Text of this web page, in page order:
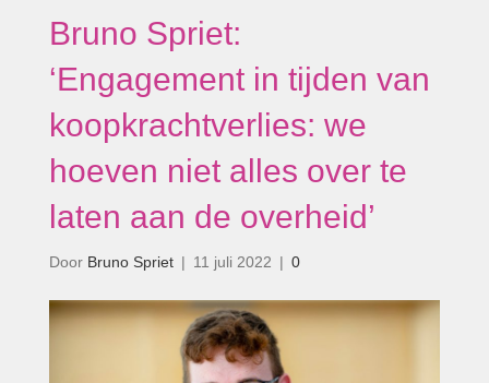
Bruno Spriet:
‘Engagement in tijden van
koopkrachtverlies: we
hoeven niet alles over te
laten aan de overheid’
Door Bruno Spriet | 11 juli 2022 | 0